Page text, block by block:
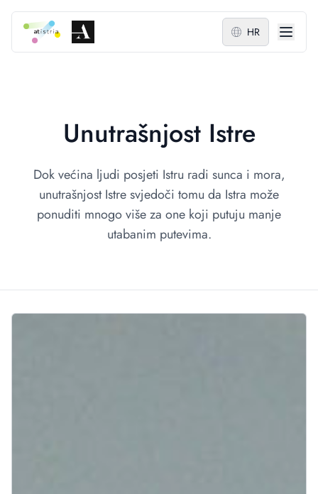
HR
Unutrašnjost Istre
Dok većina ljudi posjeti Istru radi sunca i mora,
unutrašnjost Istre svjedoči tomu da Istra može
ponuditi mnogo više za one koji putuju manje
utabanim putevima.